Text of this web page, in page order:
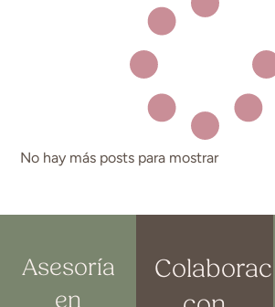
No hay más posts para mostrar
Asesoría
en